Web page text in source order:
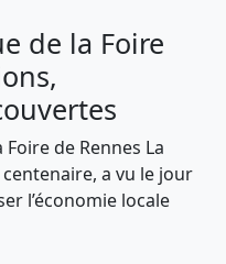
de la Foire
de Rennes La
a vu le jour
l’économie locale